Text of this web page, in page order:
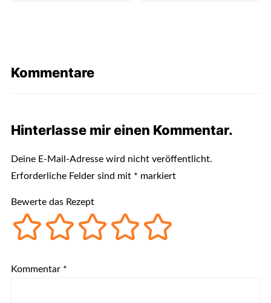
Kommentare
Hinterlasse mir einen Kommentar.
Deine E-Mail-Adresse wird nicht veröffentlicht.
Erforderliche Felder sind mit * markiert
Bewerte das Rezept
Kommentar *